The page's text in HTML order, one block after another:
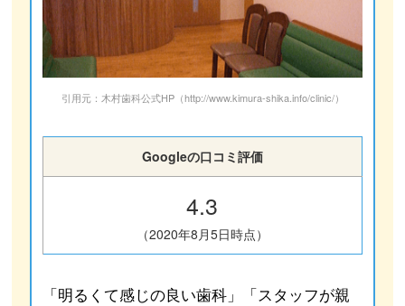
引用元：木村歯科公式HP（http://www.kimura-shika.info/clinic/）
Googleの口コミ評価
4.3
（2020年8月5日時点）
「明るくて感じの良い歯科」「スタッフが親